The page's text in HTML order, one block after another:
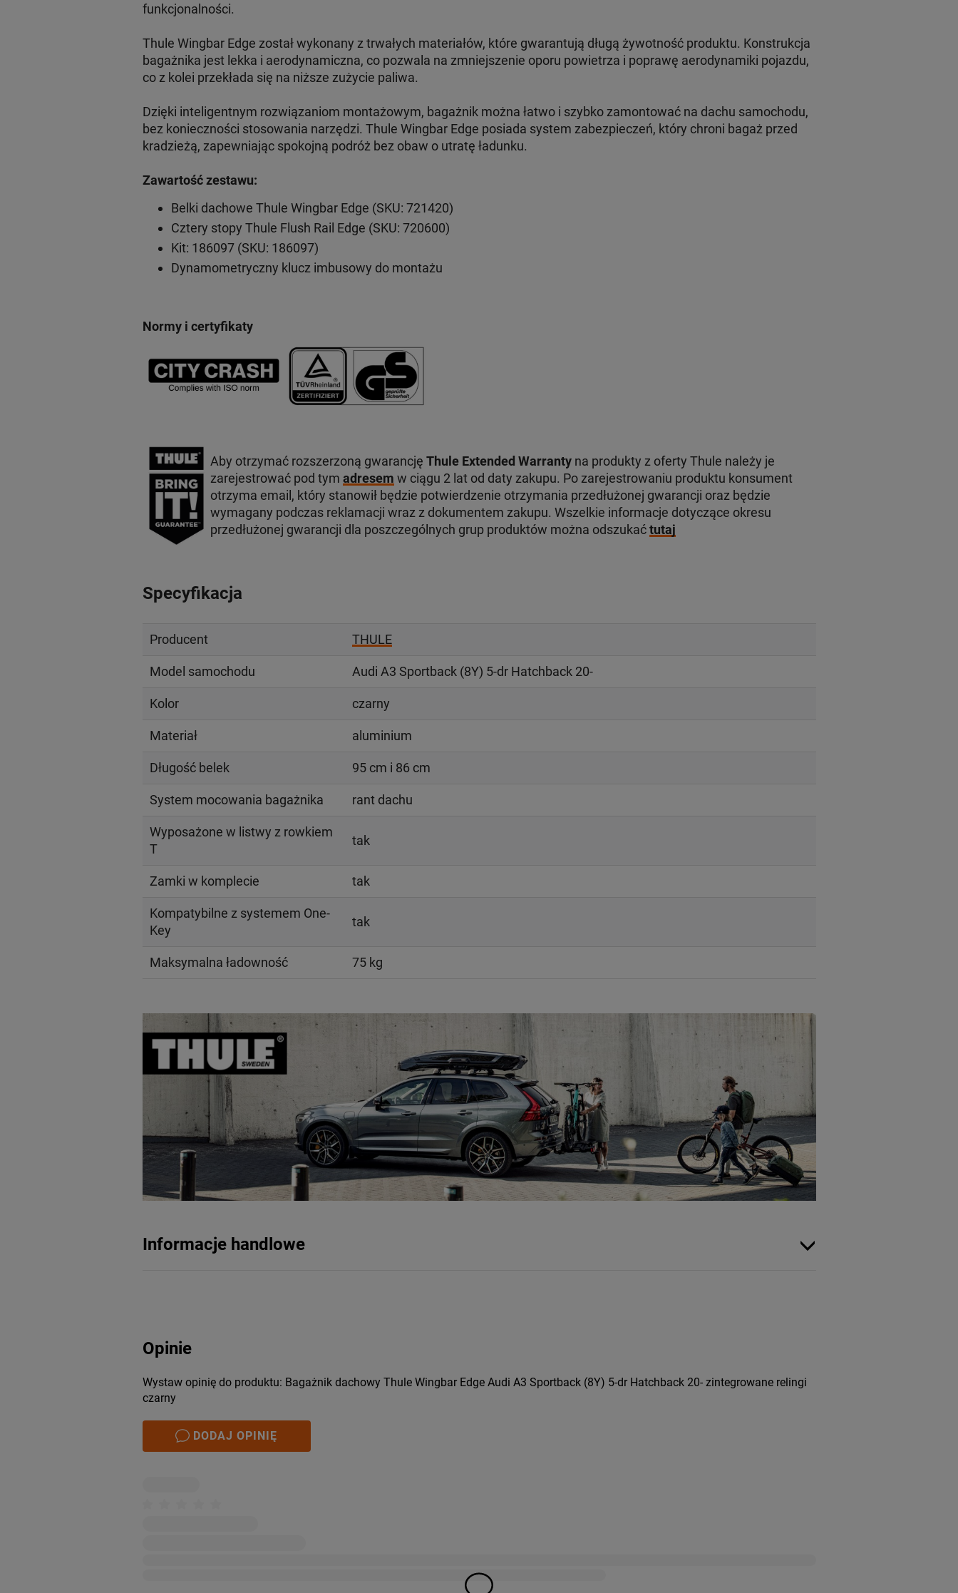
funkcjonalności.
Thule Wingbar Edge został wykonany z trwałych materiałów, które gwarantują długą żywotność produktu. Konstrukcja
bagażnika jest lekka i aerodynamiczna, co pozwala na zmniejszenie oporu powietrza i poprawę aerodynamiki pojazdu,
co z kolei przekłada się na niższe zużycie paliwa.
Dzięki inteligentnym rozwiązaniom montażowym, bagażnik można łatwo i szybko zamontować na dachu samochodu,
bez konieczności stosowania narzędzi. Thule Wingbar Edge posiada system zabezpieczeń, który chroni bagaż przed
kradzieżą, zapewniając spokojną podróż bez obaw o utratę ładunku.
Zawartość zestawu:
Belki dachowe Thule Wingbar Edge (SKU: 721420)
Cztery stopy Thule Flush Rail Edge (SKU: 720600)
Kit: 186097 (SKU: 186097)
Dynamometryczny klucz imbusowy do montażu
Normy i certyfikaty
Aby otrzymać rozszerzoną gwarancję Thule Extended Warrantyna produkty z oferty Thule należy je
zarejestrować pod tym adresem w ciągu 2 lat od daty zakupu. Po zarejestrowaniu produktu konsument
otrzyma email, który stanowił będzie potwierdzenie otrzymania przedłużonej gwarancji oraz będzie
wymagany podczas reklamacji wraz z dokumentem zakupu. Wszelkie informacje dotyczące okresu
przedłużonej gwarancji dla poszczególnych grup produktów można odszukaćtutaj
Specyfikacja
Producent THULE
Model samochodu Audi A3 Sportback (8Y) 5-dr Hatchback 20-
Kolor czarny
Materiał aluminium
Długość belek 95 cm i 86 cm
System mocowania bagażnika rant dachu
Wyposażone w listwy z rowkiem
T
tak
Zamki w komplecie tak
Kompatybilne z systemem One-
Key
tak
Maksymalna ładowność 75 kg
Informacje handlowe
Opinie
Wystaw opinię do produktu: Bagażnik dachowy Thule Wingbar Edge Audi A3 Sportback (8Y) 5-dr Hatchback 20- zintegrowane relingi
czarny
DODAJ OPINIĘ